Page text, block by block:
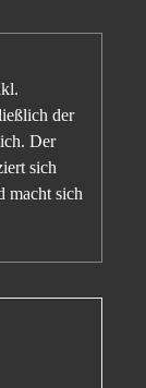
der
Der
sich
macht sich